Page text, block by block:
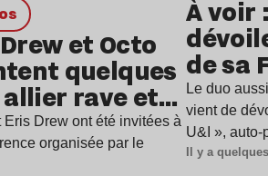
et Octo
quelques
rave et
Eris Drew ont été invitées à
organisée par le
À voir
de sa
avec
Le duo
vient de
U&I »,
Il y a